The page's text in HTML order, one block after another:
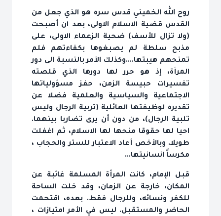
روح الله الخميني قدس سره هو الذي جعل من
القدس قضية الاسلام الاولى، بعد ان أصبحت
(ولا تزال للأسف) ضحية الزعماء الاولى، على
مذبح سلطة لم يصبغوها بكفاءتهم فلم
تمنحهم هيبتها....وكذلك الأمر بالنسبة الى دور
المرأة، إذ هو حرر لها دورها الذي قلصته
تفسيرات حبيسة الزمن، حفز مسؤولياتها
الاجتماعية والسياسية والعلمية فضلا عن
تقديره لوظيفتها العائلية (تربية الرجال وليس
تلبية الرجال)، من دون أن يرى تضاربا بينهما.
احيا لها حقوقا منحها لها الاسلام، ثم اغفلت
طويلا. وبالأخص أعاد الاعتبار للستر والحجاب ،
مكرساً انسانيتها...
قبل الإمام، كانت المرأة المسلمة غائبة عن
المكان، خارجة عن الزمان، وقد خلت الساحة
للكفر ونسائه، وللرجال فقط. بعده، اقتحمت
الحاضر والمستقبل. ليس في الأمر امتيازات ،